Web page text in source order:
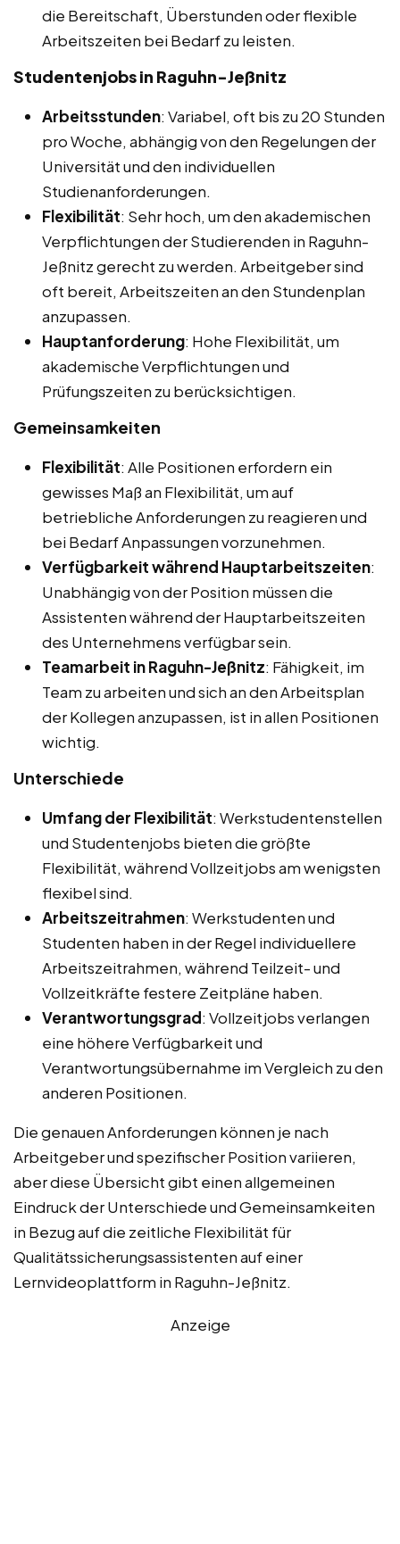
die Bereitschaft, Überstunden oder flexible
Arbeitszeiten bei Bedarf zu leisten.
Studentenjobs in Raguhn-Jeßnitz
Arbeitsstunden: Variabel, oft bis zu 20 Stunden
pro Woche, abhängig von den Regelungen der
Universität und den individuellen
Studienanforderungen.
Flexibilität: Sehr hoch, um den akademischen
Verpflichtungen der Studierenden in Raguhn-
Jeßnitz gerecht zu werden. Arbeitgeber sind
oft bereit, Arbeitszeiten an den Stundenplan
anzupassen.
Hauptanforderung: Hohe Flexibilität, um
akademische Verpflichtungen und
Prüfungszeiten zu berücksichtigen.
Gemeinsamkeiten
Flexibilität: Alle Positionen erfordern ein
gewisses Maß an Flexibilität, um auf
betriebliche Anforderungen zu reagieren und
bei Bedarf Anpassungen vorzunehmen.
Verfügbarkeit während Hauptarbeitszeiten:
Unabhängig von der Position müssen die
Assistenten während der Hauptarbeitszeiten
des Unternehmens verfügbar sein.
Teamarbeit in Raguhn-Jeßnitz: Fähigkeit, im
Team zu arbeiten und sich an den Arbeitsplan
der Kollegen anzupassen, ist in allen Positionen
wichtig.
Unterschiede
Umfang der Flexibilität: Werkstudentenstellen
und Studentenjobs bieten die größte
Flexibilität, während Vollzeitjobs am wenigsten
flexibel sind.
Arbeitszeitrahmen: Werkstudenten und
Studenten haben in der Regel individuellere
Arbeitszeitrahmen, während Teilzeit- und
Vollzeitkräfte festere Zeitpläne haben.
Verantwortungsgrad: Vollzeitjobs verlangen
eine höhere Verfügbarkeit und
Verantwortungsübernahme im Vergleich zu den
anderen Positionen.
Die genauen Anforderungen können je nach
Arbeitgeber und spezifischer Position variieren,
aber diese Übersicht gibt einen allgemeinen
Eindruck der Unterschiede und Gemeinsamkeiten
in Bezug auf die zeitliche Flexibilität für
Qualitätssicherungsassistenten auf einer
Lernvideoplattform in Raguhn-Jeßnitz.
Anzeige